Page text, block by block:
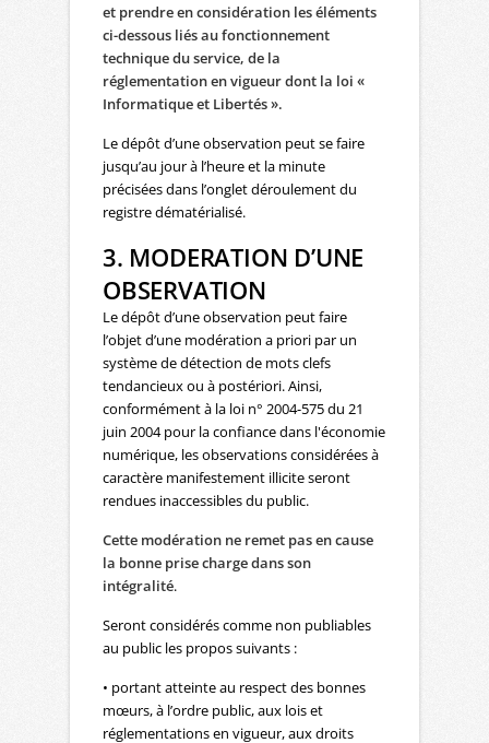
et prendre en considération les éléments
ci-dessous liés au fonctionnement
technique du service, de la
réglementation en vigueur dont la loi «
Informatique et Libertés ».
Le dépôt d’une observation peut se faire
jusqu’au jour à l’heure et la minute
précisées dans l’onglet déroulement du
registre dématérialisé.
3. MODERATION D’UNE
OBSERVATION
Le dépôt d’une observation peut faire
l’objet d’une modération a priori par un
système de détection de mots clefs
tendancieux ou à postériori. Ainsi,
conformément à la loi n° 2004-575 du 21
juin 2004 pour la confiance dans l'économie
numérique, les observations considérées à
caractère manifestement illicite seront
rendues inaccessibles du public.
Cette modération ne remet pas en cause
la bonne prise charge dans son
intégralité.
Seront considérés comme non publiables
au public les propos suivants :
• portant atteinte au respect des bonnes
mœurs, à l’ordre public, aux lois et
réglementations en vigueur, aux droits